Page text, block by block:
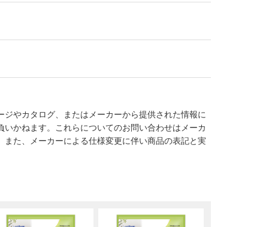
やカタログ、またはメーカーから提供された情報に
かねます。これらについてのお問い合わせはメーカ
た、メーカーによる仕様変更に伴い商品の表記と実